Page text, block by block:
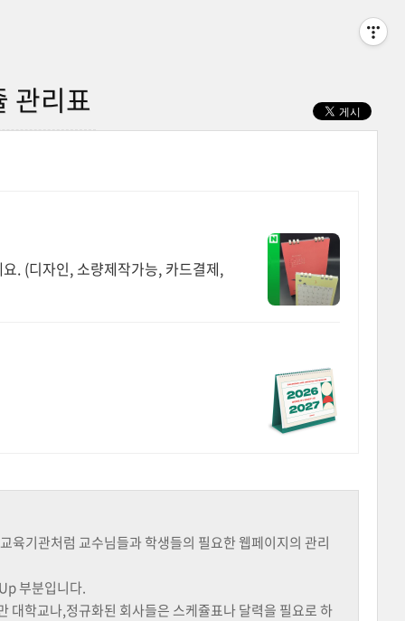
관리표
. (디자인, 소량제작가능, 카드결제,
육기관처럼 교수님들과 학생들의 필요한 웹페이지의 관리
부분입니다.
대학교나,정규화된 회사들은 스케쥴표나 달력을 필요로 하